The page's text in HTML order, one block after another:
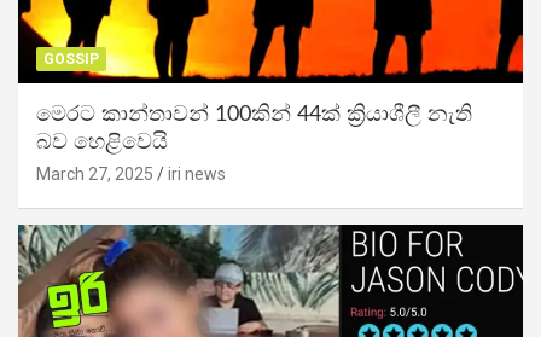
GOSSIP
මෙරට කාන්තාවන් 100කින් 44ක් ක්‍රියාශීලී නැති
බව හෙළිවෙයි
March 27, 2025 iri news